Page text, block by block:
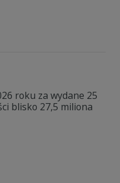
roku za wydane 25
blisko 27,5 miliona